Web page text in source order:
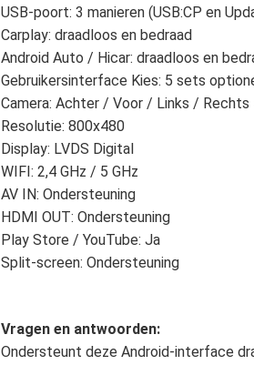
USB-poort: 3 manieren (USB:CP en
Carplay: draadloos en bedraad
Android Auto / Hicar: draadloos en
Gebruikersinterface Kies: 5 sets
Camera: Achter / Voor / Links / Rechts
Resolutie: 800x480
Display: LVDS Digital
WIFI: 2,4 GHz / 5 GHz
AV IN: Ondersteuning
HDMI OUT: Ondersteuning
Play Store / YouTube: Ja
Split-screen: Ondersteuning
Vragen en antwoorden:
Ondersteunt deze Android-interface